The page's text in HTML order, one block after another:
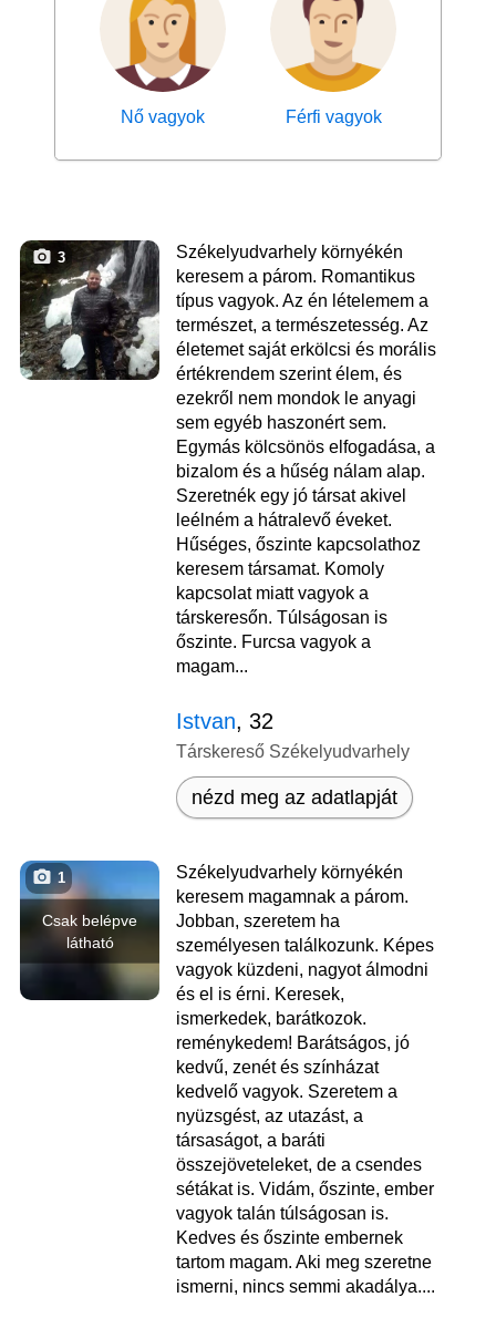
Nő vagyok Férfi vagyok
3
Székelyudvarhely környékén
keresem a párom. Romantikus
típus vagyok. Az én lételemem a
természet, a természetesség. Az
életemet saját erkölcsi és morális
értékrendem szerint élem, és
ezekről nem mondok le anyagi
sem egyéb haszonért sem.
Egymás kölcsönös elfogadása, a
bizalom és a hűség nálam alap.
Szeretnék egy jó társat akivel
leélném a hátralevő éveket.
Hűséges, őszinte kapcsolathoz
keresem társamat. Komoly
kapcsolat miatt vagyok a
társkeresőn. Túlságosan is
őszinte. Furcsa vagyok a
magam...
Istvan, 32
Társkereső Székelyudvarhely
nézd meg az adatlapját
Csak belépve
látható
1
Székelyudvarhely környékén
keresem magamnak a párom.
Jobban, szeretem ha
személyesen találkozunk. Képes
vagyok küzdeni, nagyot álmodni
és el is érni. Keresek,
ismerkedek, barátkozok.
reménykedem! Barátságos, jó
kedvű, zenét és színházat
kedvelő vagyok. Szeretem a
nyüzsgést, az utazást, a
társaságot, a baráti
összejöveteleket, de a csendes
sétákat is. Vidám, őszinte, ember
vagyok talán túlságosan is.
Kedves és őszinte embernek
tartom magam. Aki meg szeretne
ismerni, nincs semmi akadálya....